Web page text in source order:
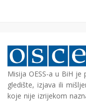
Misija OESS-a u BiH je
gledište, izjava ili
koje nije izrijekom